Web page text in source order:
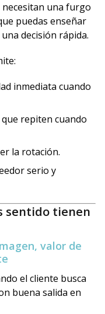
una furgo
puedas enseñar
decisión rápida.
inmediata cuando
repiten cuando
la rotación.
serio y
sentido tienen
valor de
el cliente busca
buena salida en